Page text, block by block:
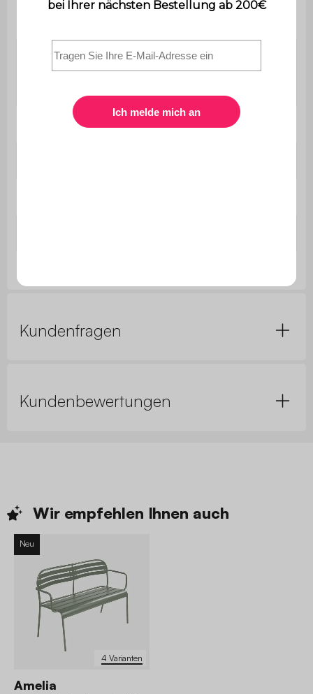
Maximale
110 kg pro Sitzplatz
Montage
Der Aufbau ist sehr einfach,
eine Bedienungsanleitung wird
Enthält Holz
Kundenfragen
Kundenbewertungen
Wir empfehlen Ihnen auch
4 Varianten
Neu
Amelia